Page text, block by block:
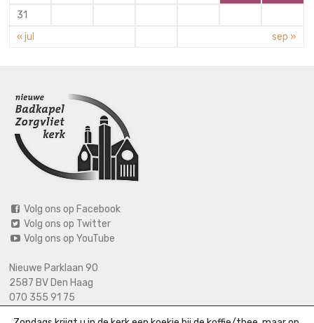
31
« jul
sep »
Volg ons op Facebook
Volg ons op Twitter
Volg ons op YouTube
Nieuwe Parklaan 90
2587 BV Den Haag
070 355 91 75
06 2125 2720 (bij calamiteiten)